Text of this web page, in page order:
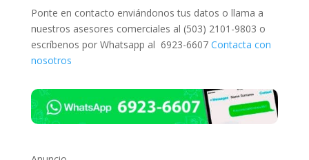
Ponte en contacto enviándonos tus datos o llama a
nuestros asesores comerciales al (503) 2101-9803 o
escríbenos por Whatsapp al 6923-6607 Contacta con
nosotros